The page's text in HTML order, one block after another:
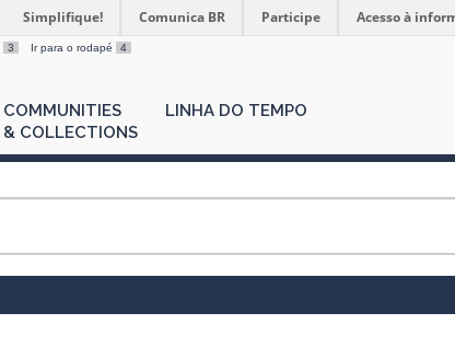
Simplifique! Comunica BR Participe Acesso à
3 Ir para o rodapé 4
COMMUNITIES
& COLLECTIONS
LINHA DO TEMPO